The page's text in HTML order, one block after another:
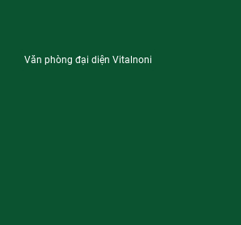
Văn phòng đại diện Vitalnoni